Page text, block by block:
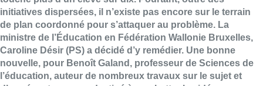
Benoît Galand. Le spécialiste travaille depuis longtemps sur le
sujet mais “
on peut toujours avoir une meilleure idée du
phénomène pour mieux agir
.”
Le harcèlement scolaire n’est pas, comme le pensent certains,
une petite chamaillerie entre enfants ou entre jeunes, insiste
Benoît Galand. Il s’agit bien d’un phénomène d’emprise. Deux